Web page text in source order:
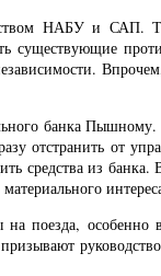
НАБУ и САП.
существующие
банка
отстранить от
средства из
поезда,